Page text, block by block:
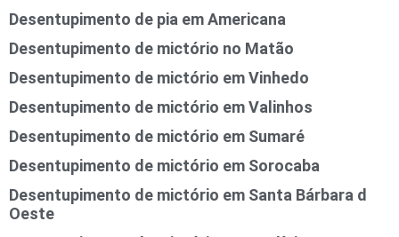
Desentupimento de pia em Americana
Desentupimento de mictório no Matão
Desentupimento de mictório em Vinhedo
Desentupimento de mictório em Valinhos
Desentupimento de mictório em Sumaré
Desentupimento de mictório em Sorocaba
Desentupimento de mictório em Santa Bárbara d
Oeste